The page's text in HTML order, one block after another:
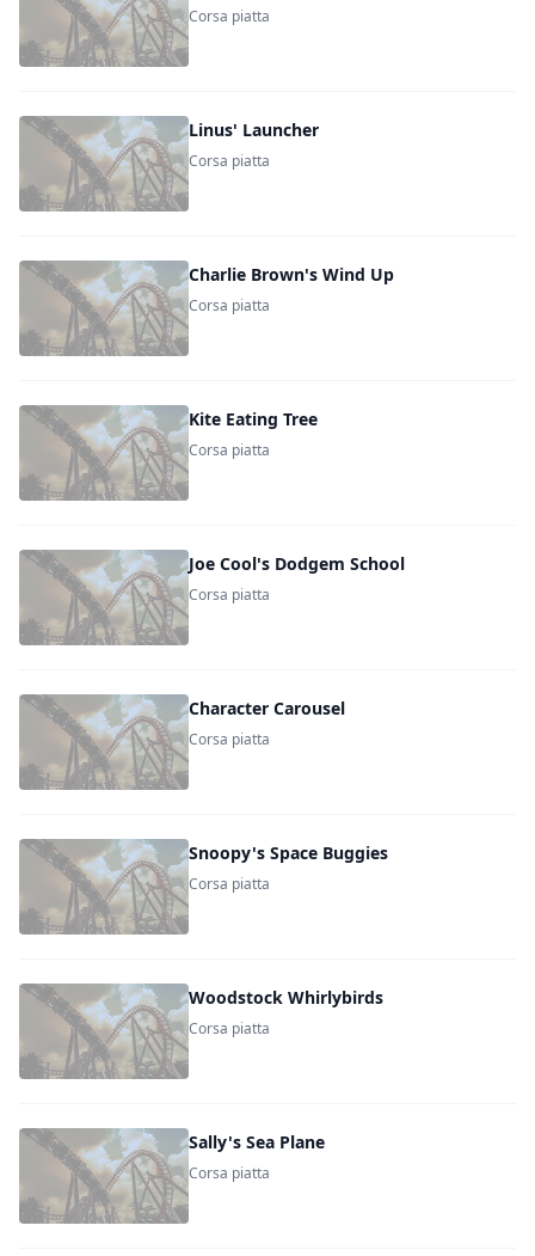
Corsa piatta
Linus' Launcher
Corsa piatta
Charlie Brown's Wind Up
Corsa piatta
Kite Eating Tree
Corsa piatta
Joe Cool's Dodgem School
Corsa piatta
Character Carousel
Corsa piatta
Snoopy's Space Buggies
Corsa piatta
Woodstock Whirlybirds
Corsa piatta
Sally's Sea Plane
Corsa piatta